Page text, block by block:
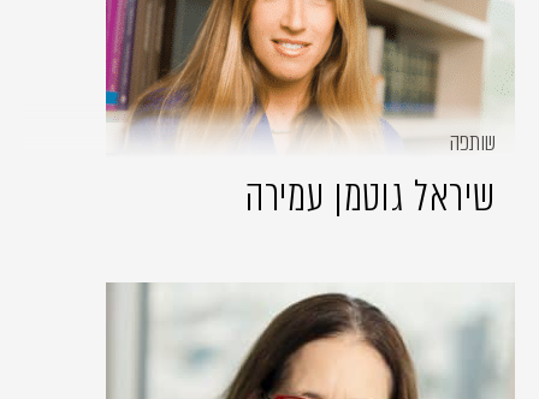
שותפה
שיראל גוטמן עמירה